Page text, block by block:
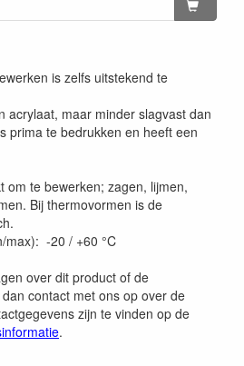
is zelfs uitstekend te
acrylaat, maar minder slagvast dan
prima te bedrukken en heeft een
om te bewerken; zagen, lijmen,
Bij thermovormen is de
max): -20 / +60 °C
over dit product of de
contact met ons op over de
zijn te vinden op de
.